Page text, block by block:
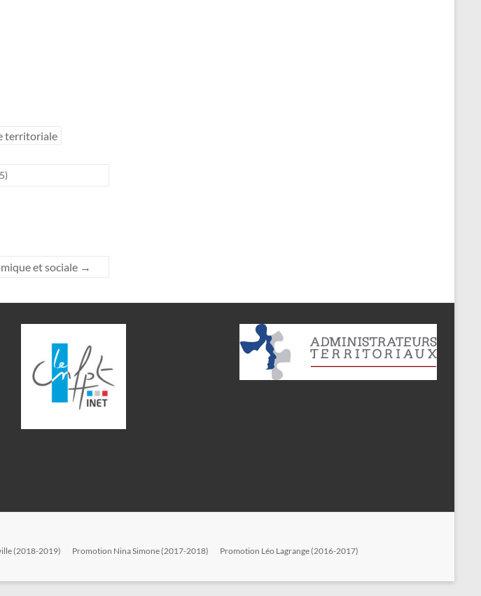
territoriale
et sociale →
(2018-2019) Promotion Nina Simone (2017-2018)
Promotion Léo Lagrange (2016-2017)